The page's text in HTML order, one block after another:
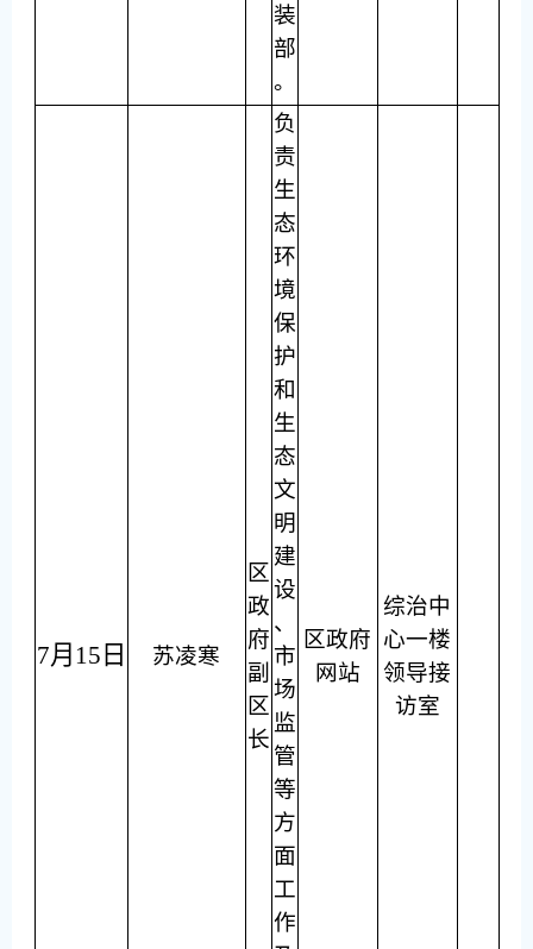
装
部
。
7月15日 苏凌寒
区
政
府
副
区
长
负
责
生
态
环
境
保
护
和
生
态
文
明
建
设
、
市
场
监
管
等
方
面
工
作
区政府
网站
综治中
心一楼
领导接
访室